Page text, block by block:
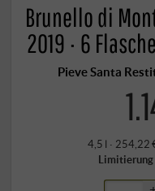
Brunello di
2019 · 6
Pieve Santa
4,5 l · 254,22